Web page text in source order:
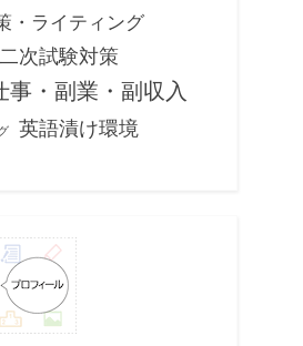
・ライティング
次試験対策
事・副業・副収入
英語漬け環境